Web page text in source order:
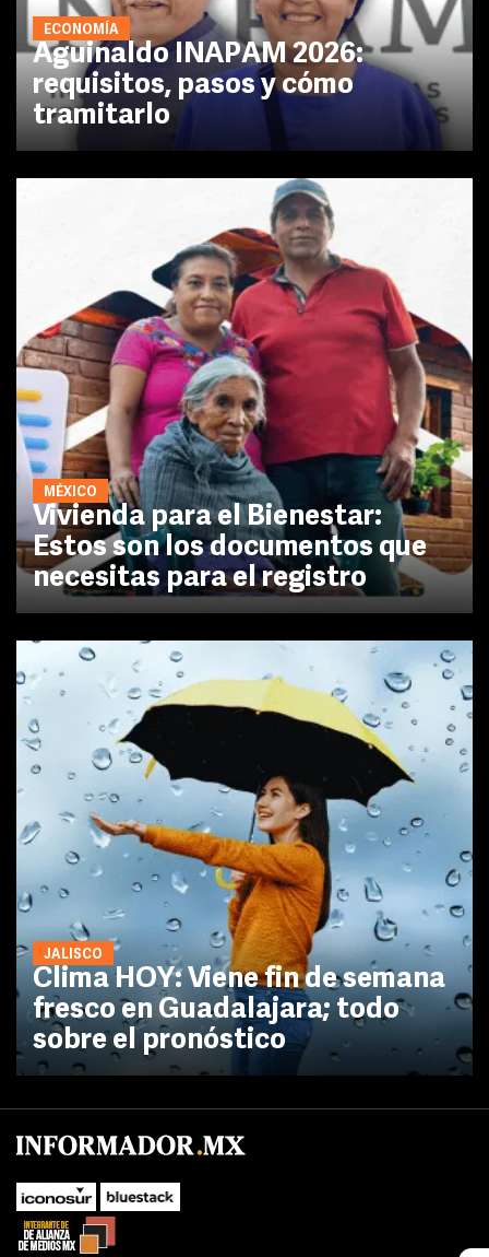
ECONOMÍA
Aguinaldo INAPAM 2026:
requisitos, pasos y cómo
tramitarlo
MÉXICO
Vivienda para el Bienestar:
Estos son los documentos que
necesitas para el registro
JALISCO
Clima HOY: Viene fin de semana
fresco en Guadalajara; todo
sobre el pronóstico